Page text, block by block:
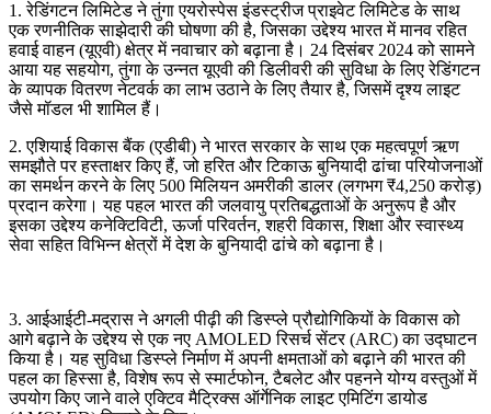
1. रेडिंगटन लिमिटेड ने तुंगा एयरोस्पेस इंडस्ट्रीज प्राइवेट लिमिटेड के साथ
एक रणनीतिक साझेदारी की घोषणा की है, जिसका उद्देश्य भारत में मानव रहित
हवाई वाहन (यूएवी) क्षेत्र में नवाचार को बढ़ाना है। 24 दिसंबर 2024 को सामने
आया यह सहयोग, तुंगा के उन्नत यूएवी की डिलीवरी की सुविधा के लिए रेडिंगटन
के व्यापक वितरण नेटवर्क का लाभ उठाने के लिए तैयार है, जिसमें दृश्य लाइट
जैसे मॉडल भी शामिल हैं।
2. एशियाई विकास बैंक (एडीबी) ने भारत सरकार के साथ एक महत्वपूर्ण ऋण
समझौते पर हस्ताक्षर किए हैं, जो हरित और टिकाऊ बुनियादी ढांचा परियोजनाओं
का समर्थन करने के लिए 500 मिलियन अमरीकी डालर (लगभग ₹4,250 करोड़)
प्रदान करेगा। यह पहल भारत की जलवायु प्रतिबद्धताओं के अनुरूप है और
इसका उद्देश्य कनेक्टिविटी, ऊर्जा परिवर्तन, शहरी विकास, शिक्षा और स्वास्थ्य
सेवा सहित विभिन्न क्षेत्रों में देश के बुनियादी ढांचे को बढ़ाना है।
3. आईआईटी-मद्रास ने अगली पीढ़ी की डिस्प्ले प्रौद्योगिकियों के विकास को
आगे बढ़ाने के उद्देश्य से एक नए AMOLED रिसर्च सेंटर (ARC) का उद्घाटन
किया है। यह सुविधा डिस्प्ले निर्माण में अपनी क्षमताओं को बढ़ाने की भारत की
पहल का हिस्सा है, विशेष रूप से स्मार्टफोन, टैबलेट और पहनने योग्य वस्तुओं में
उपयोग किए जाने वाले एक्टिव मैट्रिक्स ऑर्गेनिक लाइट एमिटिंग डायोड